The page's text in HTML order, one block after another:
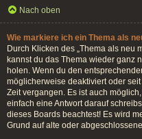
Nach oben
Wie markiere ich ein Thema als
Durch Klicken des „Thema als neu
kannst du das Thema wieder ganz
holen. Wenn du den
möglicherweise deaktiviert oder
Zeit vergangen. Es ist auch
einfach eine Antwort darauf
dieses Boards beachtest! Es wird
Grund auf alte oder